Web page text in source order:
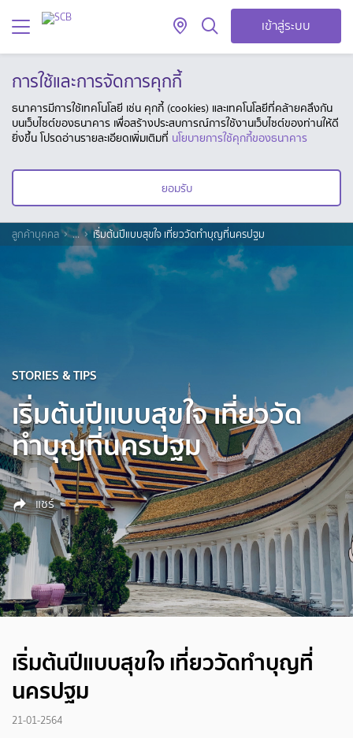
เข้าสู่ระบบ
การใช้และการจัดการคุกกี้
ธนาคารมีการใช้เทคโนโลยี เช่น คุกกี้ (cookies) และเทคโนโลยีที่คล้ายคลึงกัน
บนเว็บไซต์ของธนาคาร เพื่อสร้างประสบการณ์การใช้งานเว็บไซต์ของท่านให้ดี
ยิ่งขึ้น โปรดอ่านรายละเอียดเพิ่มเติมที่ นโยบายการใช้คุกกี้ของธนาคาร
ยอมรับ
ลูกค้าบุคคล ... เริ่มต้นปีแบบสุขใจ เที่ยววัดทำบุญที่นครปฐม
STORIES & TIPS
เริ่มต้นปีแบบสุขใจ เที่ยววัด
ทำบุญที่นครปฐม
แชร์
เริ่มต้นปีแบบสุขใจ เที่ยววัดทำบุญที่
นครปฐม
21-01-2564